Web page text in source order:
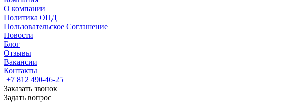
О компании
Политика ОПД
Пользовательское Соглашение
Новости
Блог
Отзывы
Вакансии
Контакты
+7 812 490-46-25
Заказать звонок
Задать вопрос